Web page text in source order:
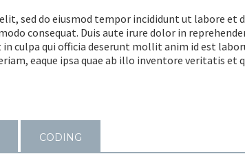
sed do eiusmod tempor incididunt ut labore et
consequat. Duis aute irure dolor in
culpa qui officia deserunt mollit anim id est
eaque ipsa quae ab illo inventore veritatis et
CODING